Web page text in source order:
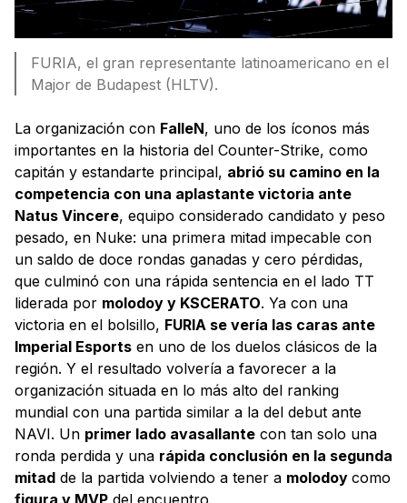
FURIA, el gran representante latinoamericano en el
Major de Budapest (HLTV).
La organización con FalleN, uno de los íconos más
importantes en la historia del Counter-Strike, como
capitán y estandarte principal, abrió su camino en la
competencia con una aplastante victoria ante
Natus Vincere, equipo considerado candidato y peso
pesado, en Nuke: una primera mitad impecable con
un saldo de doce rondas ganadas y cero pérdidas,
que culminó con una rápida sentencia en el lado TT
liderada por molodoy y KSCERATO. Ya con una
victoria en el bolsillo, FURIA se vería las caras ante
Imperial Esports en uno de los duelos clásicos de la
región. Y el resultado volvería a favorecer a la
organización situada en lo más alto del ranking
mundial con una partida similar a la del debut ante
NAVI. Un primer lado avasallante con tan solo una
ronda perdida y una rápida conclusión en la segunda
mitad de la partida volviendo a tener a molodoy como